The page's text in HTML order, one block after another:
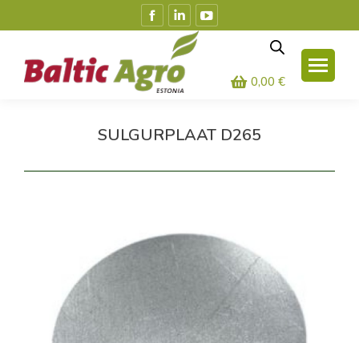
Facebook
leht
avaneb
uues
Linkedin
leht
avaneb
leht
uues 0,00 €
SULGURPLAAT D265